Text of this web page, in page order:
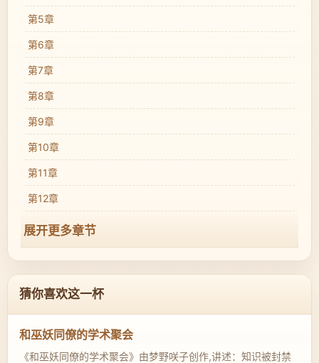
第5章
第6章
第7章
第8章
第9章
第10章
第11章
第12章
展开更多章节
猜你喜欢这一杯
和巫妖同僚的学术聚会
《和巫妖同僚的学术聚会》由梦野咲子创作,讲述：知识被封禁